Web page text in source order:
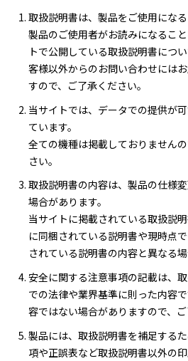
取扱説明書は、製品をご使用にな
製品のご使用者がお読みになるこ
トで公開している取扱説明書につ
客様以外からのお問い合わせには
すので、ご了承ください。
当サイトでは、データでの提供が
ています。
全ての機種は掲載しておりません
さい。
取扱説明書の内容は、製品の仕様
場合があります。
当サイトに掲載されている取扱説
に同梱されている説明書や現時点
されている説明書の内容と異なる場
安全に関する注意事項の記載は、
での法律や業界基準に則った内容
容ではない場合がありますので、ご
製品には、取扱説明書を補足する
項や正誤表など取扱説明書以外の